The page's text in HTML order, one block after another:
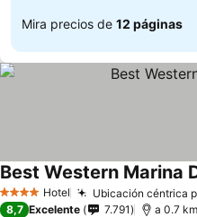
Mira precios de 12 páginas
4 EstrellasHotel Ubicación céntrica
Best Western Marina
8,7 Excelente 7.791 a 0.7